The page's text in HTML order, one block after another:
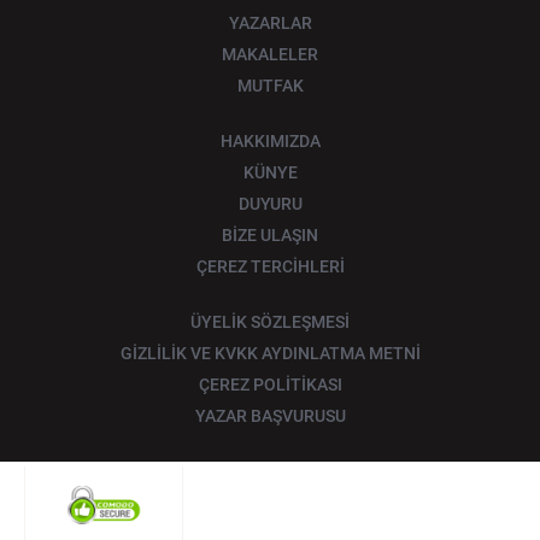
YAZARLAR
MAKALELER
MUTFAK
HAKKIMIZDA
KÜNYE
DUYURU
BİZE ULAŞIN
ÇEREZ TERCİHLERİ
ÜYELİK SÖZLEŞMESİ
GİZLİLİK VE KVKK AYDINLATMA METNİ
ÇEREZ POLİTİKASI
YAZAR BAŞVURUSU